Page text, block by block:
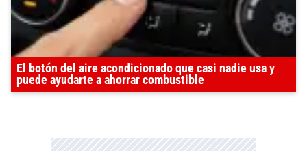
El botón del aire acondicionado que casi nadie usa y
puede ayudarte a ahorrar combustible